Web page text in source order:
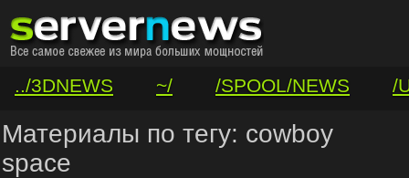
../3DNEWS ~/ /SPOOL/NEWS
/
/VAR/CONTACT
Материалы по тегу: cowboy
space